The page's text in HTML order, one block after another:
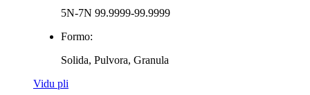
5N-7N 99.9999-99.9999
Formo:
Solida, Pulvora, Granula
Vidu pli